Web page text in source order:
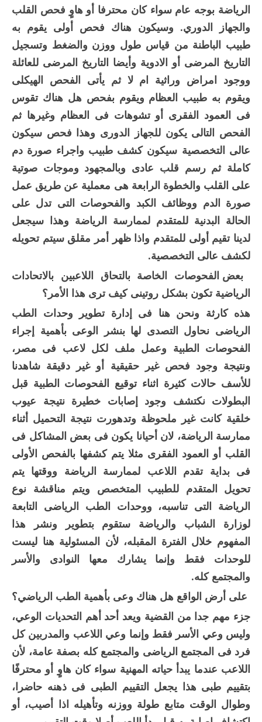
الرياضة بوجه عام سواء كان محترفا أو هاوٍ فحص القلب
والجهاز الدوري. وسيكون هناك فحص أولى يقوم به
طبيب الباطنة من قياس طول ووزن والضغط وتسجيل
التاريخ المرضى أو الادوية وأيضا التاريخ المرضى للعائلة
ووجود امراض وراثية ام لا ثم يأتى الفحص الهيكلى
ويقوم به طبيب العظام ويقوم بفحص هل هناك تقوس
فى العمود الفقرى أو تشوهات فى العظام وغيرها ثم
الفحص التالى يكون للجهاز الدورى وهذا فحص سيكون
عالى التخصصية سيكون كشف طبيب واجراء صورة دم
كاملة ثم رسم قلب عادى وبالمجهود وموجات صوتية
على القلب والخطوة الرابعة هى معملية عن طريق عمل
صورة الدم ووظائف الكبد والفحوصات التى تدل على
الحالة البدنية للمتقدم لممارسة الرياضة وهذا سيجعل
لدينا تقيم أولى للمتقدم واذا ظهر أمر مقلق سيتم تحويله
لكشف عالى التخصصية.
بعض الفحوصات الخاصة بالتحاق اللاعبين بالاتحادات
الرياضية تكون بشكل روتينى كيف ترى هذا الأمر؟
هذه كارثة ونحن هنا فى إدارة تطوير وحدات الطب
الرياضى نحاول التصدى لها بنشر الوعى بأهمية إجراء
الفحوصات الطبية وعمل ملف لكل لاعب فى مصر،
ونتيجة وجود فحص غير حقيقية أو غير دقيقة شاهدنا
للأسف حالات كثيرة اثناء توقيع الفحوصات الطبية قبل
البطولات نكتشف وجود إصابات خطيرة نتيجة عيوب
خلقية كانت غير ملحوظة وتدهورت نتيجة التحميل أثناء
ممارسة الرياضة، لان أحيانا يكون فى بعض المشاكل فى
القلب أو العمود الفقرى مثلا يتم كشفها بالفحص الأولى
فى بداية تقدم اللاعب لممارسة الرياضة ووقتها يتم
تحويل المتقدم للطبيب المتخصص ويتم مناقشة نوع
الرياضة التى تناسبه، ووحدات الطب الرياضى التابعة
لوزارة الشباب والرياضة ستقوم بتطوير ونشر هذا
المفهوم خلال الفترة المقبله، لأن المسئولية هنا ليست
للوحدات فقط وإنما يشارك معها النوادى والأسر
والمجتمع كله.
على أرض الواقع هل هناك وعى بأهمية الطب الرياضي؟
جزء مهم جدا من القضية ويعد أحد أهم التحديات الوعي،
وليس وعي الأسر فقط وإنما وعي اللاعب والمدربين كل
فرد فى المجتمع الرياضى والمجتمع كله بصفة عامة، لأن
اللاعب عندما يبدأ حياته المهنية سواء كان هاوٍ أو محترفًا
بتقييم طبى هذا يجعل التقييم الطبى فى ذهنه حاضرا،
وطوال الوقت متابع طولة ووزنه وتأهيله اذا أصيب، أو